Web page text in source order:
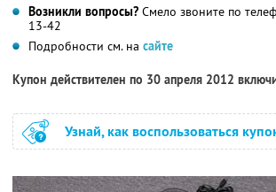
Возникли вопросы? Смело звоните по
13-42
Подробности см. на сайте
Купон действителен по 30 апреля 2012
Узнай, как воспользоваться